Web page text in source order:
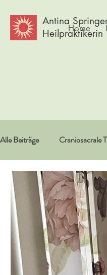
Antina
Heilpraktikerin
Home
Alle Beiträge Craniosacrale
Vitamine/Spurenelemente
Psychlogie Frauen